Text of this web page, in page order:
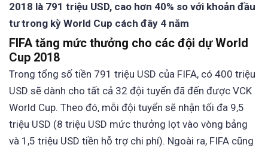
2018 là 791 triệu USD, cao hơn 40% so với khoản đầu
tư trong kỳ World Cup cách đây 4 năm
FIFA tăng mức thưởng cho các đội dự World
Cup 2018
Trong tổng số tiền 791 triệu USD của FIFA, có 400 triệu
USD sẽ dành cho tất cả 32 đội tuyển đã đến được VCK
World Cup. Theo đó, mỗi đội tuyển sẽ nhận tối đa 9,5
triệu USD (8 triệu USD mức thưởng lọt vào vòng bảng
và 1,5 triệu USD tiền hỗ trợ chi phí). Ngoài ra, FIFA cũng